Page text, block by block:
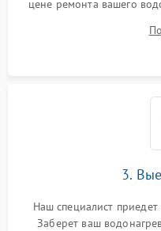
цене ремонта вашего
3.
Наш специалист
Заберет ваш